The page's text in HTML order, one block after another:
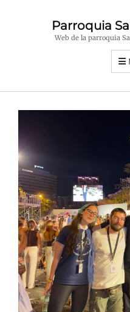
Parroquia
Web de la parroquia